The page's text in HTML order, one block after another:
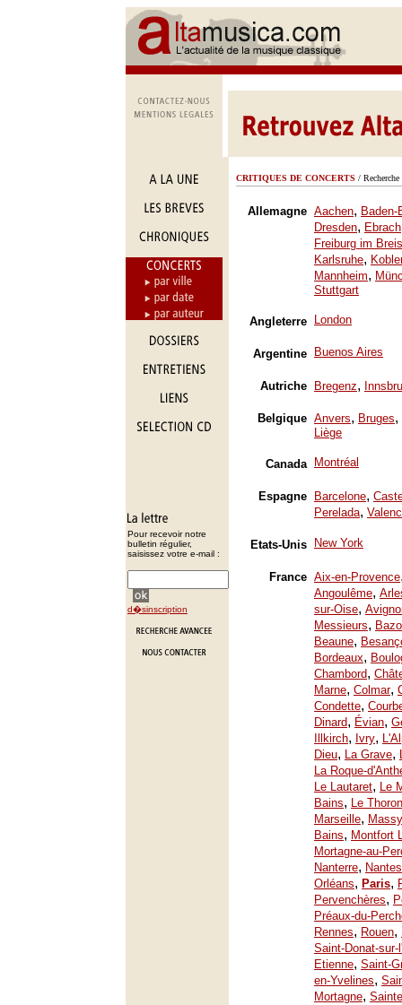
Pour recevoir notre
bulletin régulier,
saisissez votre e-mail :
d�sinscription
CRITIQUES DE CONCERTS /
Allemagne Aachen, Baden-
Dresden, Ebrach
Freiburg im
Karlsruhe,
Mannheim,
Stuttgart
Angleterre London
Argentine Buenos Aires
Autriche Bregenz,
Belgique Anvers, Bruges,
Liège
Canada Montréal
Espagne Barcelone,
Perelada,
Etats-Unis New York
France Aix-en-Provence
Angoulême,
sur-Oise,
Messieurs,
Beaune,
Bordeaux,
Chambord,
Marne, Colmar,
Condette,
Dinard, Évian,
Illkirch, Ivry,
Dieu, La Grave,
La Roque-
Le Lautaret, Le
Bains, Le
Marseille, Massy
Bains, Montfort
Mortagne-au-
Nanterre, Nantes
Orléans, Paris,
Pervenchères,
Préaux-du-
Rennes, Rouen,
Saint-Donat-sur-
Etienne, Saint-
en-Yvelines,
Mortagne,